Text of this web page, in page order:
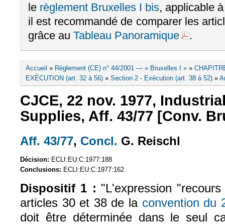
le règlement Bruxelles I bis, applicable
il est recommandé de comparer les
grâce au Tableau Panoramique .
Vous êtes ici
Accueil » Règlement (CE) n° 44/2001 — « Bruxelles I » »
EXÉCUTION (art. 32 à 56) » Section 2 - Exécution (art. 38 à 52) »
CJCE, 22 nov. 1977,
Supplies, Aff. 43/77 [Conv.
Aff. 43/77 (le lien est externe)
, Concl. (le lien est externe)
G. Reischl
Décision: ECLI:EU:C:1977:188
Conclusions: ECLI:EU:C:1977:162
Dispositif 1 : "L'expression
articles 30 et 38 de la convention du
doit être déterminée dans le seul